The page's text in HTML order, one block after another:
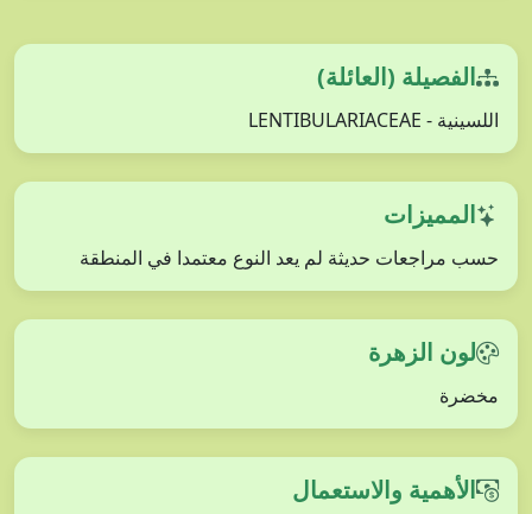
الفصيلة (العائلة)
اللسينية - LENTIBULARIACEAE
المميزات
حسب مراجعات حديثة لم يعد النوع معتمدا في المنطقة
لون الزهرة
مخضرة
الأهمية والاستعمال